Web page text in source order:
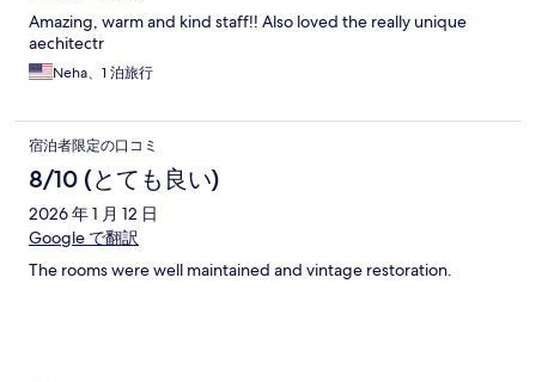
Amazing, warm and kind staff!! Also loved the really unique
aechitectr
Neha、1 泊旅行
宿泊者限定の口コミ
8/10 (とても良い)
2026 年 1 月 12 日
Google で翻訳
The rooms were well maintained and vintage restoration.